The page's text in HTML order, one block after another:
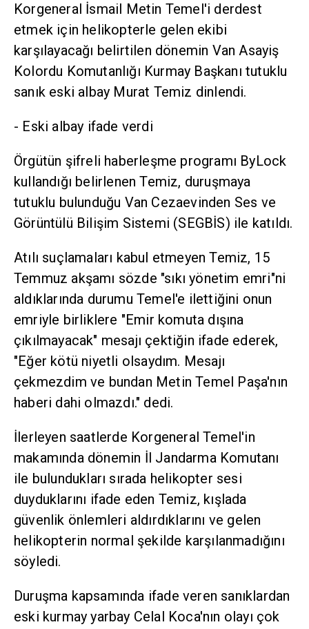
Korgeneral İsmail Metin Temel'i derdest
etmek için helikopterle gelen ekibi
karşılayacağı belirtilen dönemin Van Asayiş
Kolordu Komutanlığı Kurmay Başkanı tutuklu
sanık eski albay Murat Temiz dinlendi.
- Eski albay ifade verdi
Örgütün şifreli haberleşme programı ByLock
kullandığı belirlenen Temiz, duruşmaya
tutuklu bulunduğu Van Cezaevinden Ses ve
Görüntülü Bilişim Sistemi (SEGBİS) ile katıldı.
Atılı suçlamaları kabul etmeyen Temiz, 15
Temmuz akşamı sözde "sıkı yönetim emri"ni
aldıklarında durumu Temel'e ilettiğini onun
emriyle birliklere "Emir komuta dışına
çıkılmayacak" mesajı çektiğin ifade ederek,
"Eğer kötü niyetli olsaydım. Mesajı
çekmezdim ve bundan Metin Temel Paşa'nın
haberi dahi olmazdı." dedi.
İlerleyen saatlerde Korgeneral Temel'in
makamında dönemin İl Jandarma Komutanı
ile bulundukları sırada helikopter sesi
duyduklarını ifade eden Temiz, kışlada
güvenlik önlemleri aldırdıklarını ve gelen
helikopterin normal şekilde karşılanmadığını
söyledi.
Duruşma kapsamında ifade veren sanıklardan
eski kurmay yarbay Celal Koca'nın olayı çok